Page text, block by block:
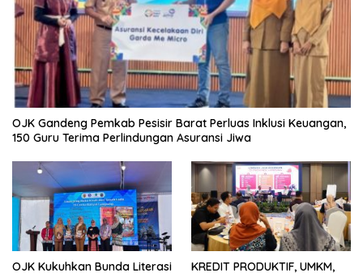
OJK Gandeng Pemkab Pesisir Barat Perluas Inklusi Keuangan,
150 Guru Terima Perlindungan Asuransi Jiwa
OJK Kukuhkan Bunda Literasi
KREDIT PRODUKTIF, UMKM,